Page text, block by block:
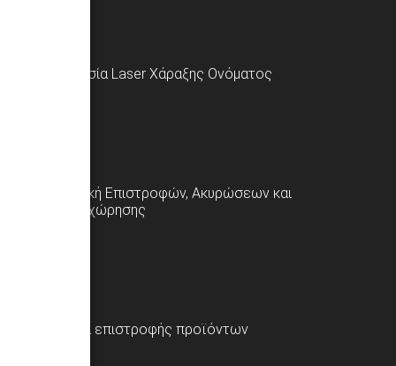
Υπηρεσία Laser Χάραξης Ονόματος
Πολιτική Επιστροφών, Ακυρώσεων και
Υπαναχώρησης
Φόρμα επιστροφής προϊόντων